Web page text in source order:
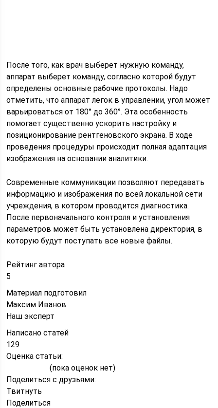
После того, как врач выберет нужную команду,
аппарат выберет команду, согласно которой будут
определены основные рабочие протоколы. Надо
отметить, что аппарат легок в управлении, угол может
варьироваться от 180° до 360°. Эта особенность
помогает существенно ускорить настройку и
позиционирование рентгеновского экрана. В ходе
проведения процедуры происходит полная адаптация
изображения на основании аналитики.
Современные коммуникации позволяют передавать
информацию и изображения по всей локальной сети
учреждения, в котором проводится диагностика.
После первоначального контроля и установления
параметров может быть установлена директория, в
которую будут поступать все новые файлы.
Рейтинг автора
5
Материал подготовил
Максим Иванов
Наш эксперт
Написано статей
129
Оценка статьи:
(пока оценок нет)
Поделиться с друзьями:
Твитнуть
Поделиться